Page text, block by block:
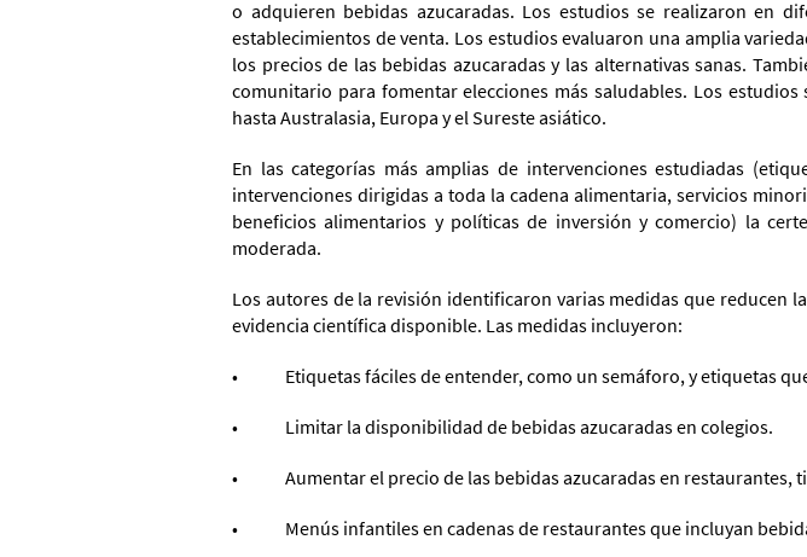
o adquieren bebidas azucaradas. Los estudios se realizaron en
establecimientos de venta. Los estudios evaluaron una amplia
los precios de las bebidas azucaradas y las alternativas sanas.
comunitario para fomentar elecciones más saludables. Los
hasta Australasia, Europa y el Sureste asiático.
En las categorías más amplias de intervenciones estudiadas
intervenciones dirigidas a toda la cadena alimentaria, servicios
beneficios alimentarios y políticas de inversión y comercio) la
moderada.
Los autores de la revisión identificaron varias medidas que reducen
evidencia científica disponible. Las medidas incluyeron:
• Etiquetas fáciles de entender, como un semáforo, y etiquetas
• Limitar la disponibilidad de bebidas azucaradas en colegios.
• Aumentar el precio de las bebidas azucaradas en restaurantes,
• Menús infantiles en cadenas de restaurantes que incluyan